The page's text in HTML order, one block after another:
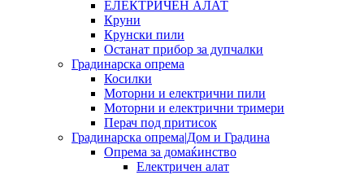
ЕЛЕКТРИЧЕН АЛАТ
Круни
Крунски пили
Останат прибор за дупчалки
Градинарска опрема
Косилки
Моторни и електрични пили
Моторни и електрични тримери
Перач под притисок
Градинарска опрема|Дом и Градина
Опрема за домаќинство
Електричен алат